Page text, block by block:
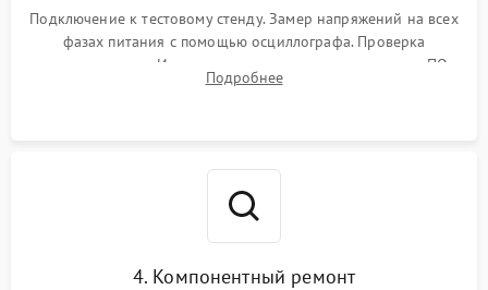
Подключение к тестовому стенду. Замер напряжений на всех
фазах питания с помощью осциллографа. Проверка
инициализации. Использование специализированного ПО
MATS
Подробнее
4. Компонентный ремонт